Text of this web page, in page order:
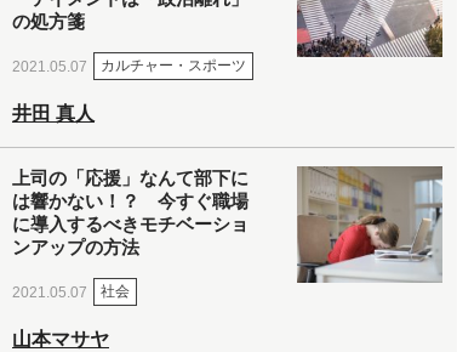
の処方箋
2021.05.07 カルチャー・スポーツ
井田 真人
上司の「応援」なんて部下に
は響かない！？ 今すぐ職場
に導入するべきモチベーショ
ンアップの方法
2021.05.07 社会
山本マサヤ